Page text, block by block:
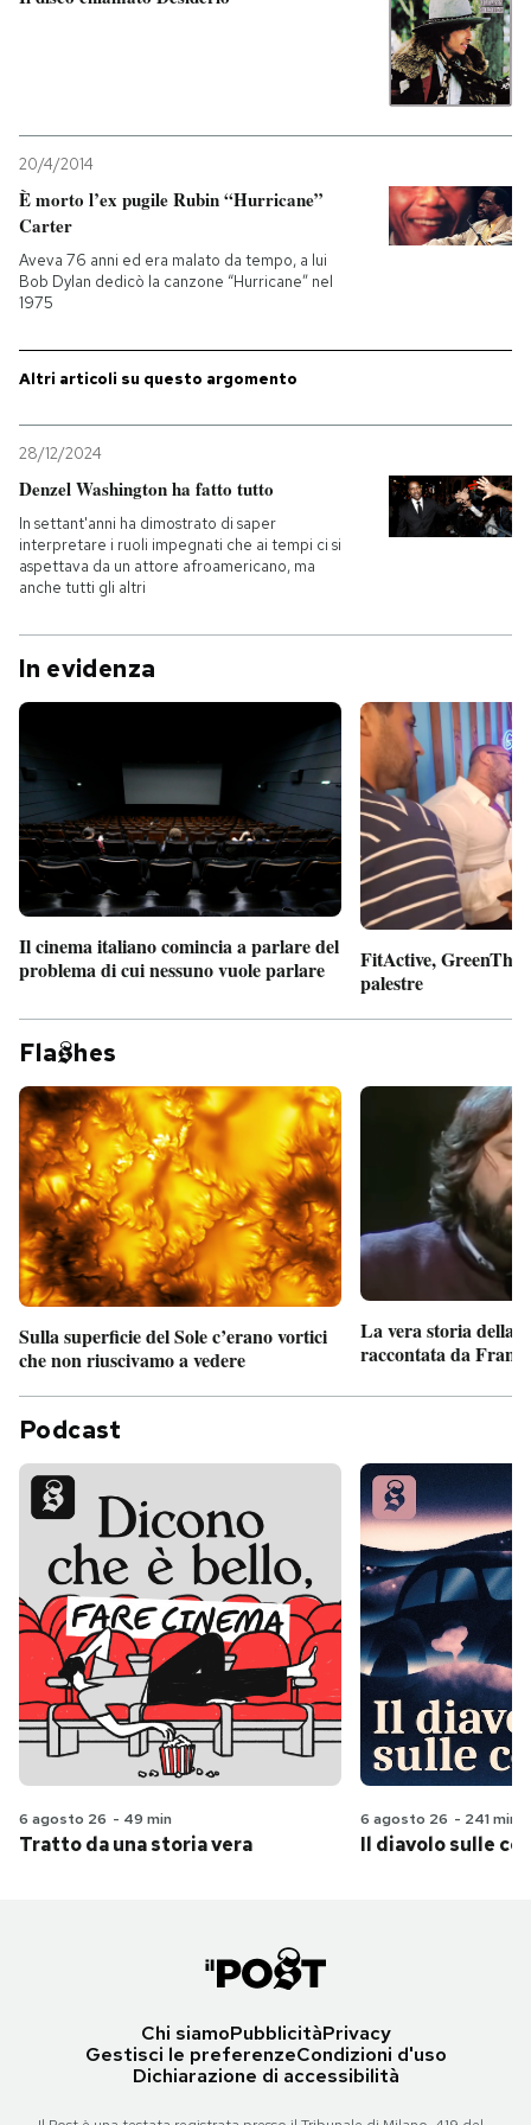
I MIEI PREFERITI
SHOP
Entra
20/4/2014
È morto l’ex pugile Rubin “Hurricane”
Carter
Aveva 76 anni ed era malato da tempo, a lui
Bob Dylan dedicò la canzone “Hurricane” nel
1975
Altri articoli su questo argomento
28/12/2024
Denzel Washington ha fatto tutto
In settant'anni ha dimostrato di saper
interpretare i ruoli impegnati che ai tempi ci si
aspettava da un attore afroamericano, ma
anche tutti gli altri
In evidenza
Il cinema italiano comincia a parlare del
problema di cui nessuno vuole parlare
FitActive,
palestre
Fla hes
Sulla superficie del Sole c’erano vortici
che non riuscivamo a vedere
La vera storia della
raccontata da
Podcast
6 agosto 26 - 49 min
Tratto da una storia vera
6 agosto 26 - 241 min
Il diavolo sulle
Chi siamoPubblicitàPrivacy
Gestisci le preferenzeCondizioni d'uso
Dichiarazione di accessibilità